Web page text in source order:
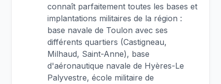
connaît parfaitement toutes les bases et
implantations militaires de la région :
base navale de Toulon avec ses
différents quartiers (Castigneau,
Milhaud, Saint-Anne), base
d'aéronautique navale de Hyères-Le
Palyvestre, école militaire de